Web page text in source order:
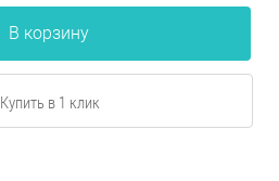
В корзину
Купить в 1 клик